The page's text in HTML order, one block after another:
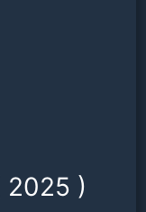
2025 )